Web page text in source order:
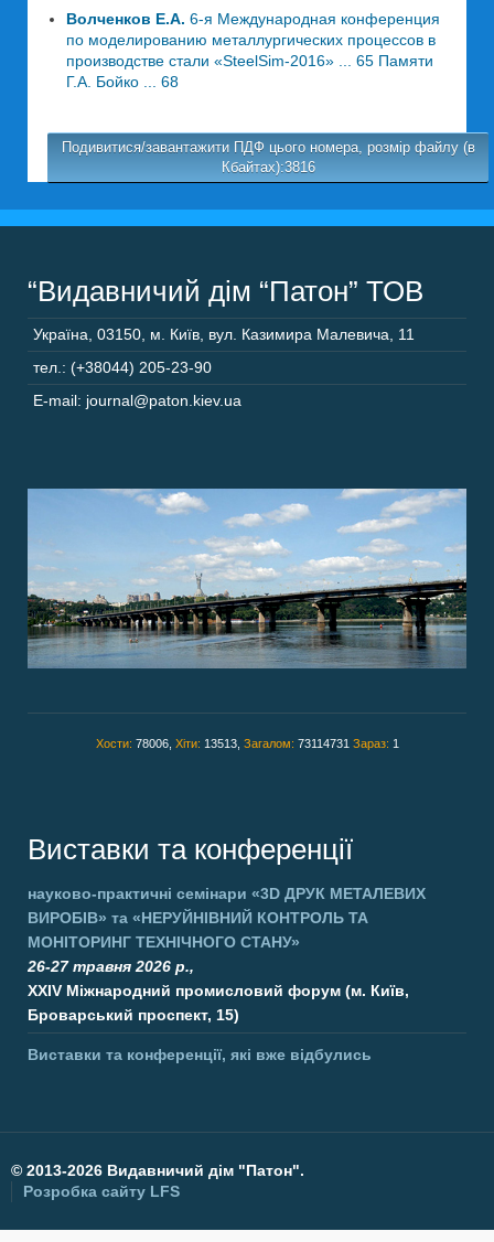
Волченков Е.А. 6-я Международная конференция
по моделированию металлургических процессов в
производстве стали «SteelSim-2016» ... 65 Памяти
Г.А. Бойко ... 68
Подивитися/завантажити ПДФ цього номера, розмір файлу (в
Кбайтах):3816
“Видавничий дім “Патон” ТОВ
Україна, 03150, м. Київ, вул. Казимира Малевича, 11
тел.: (+38044) 205-23-90
E-mail: journal@paton.kiev.ua
Хости: 78006, Хіти: 13513, Загалом: 73114731 Зараз: 1
Виставки та конференції
науково-практичні семінари «3D ДРУК МЕТАЛЕВИХ
ВИРОБІВ» та «НЕРУЙНІВНИЙ КОНТРОЛЬ ТА
МОНІТОРИНГ ТЕХНІЧНОГО СТАНУ»
26-27 травня 2026 р.,
XXIV Міжнародний промисловий форум (м. Київ,
Броварський проспект, 15)
Виставки та конференції, які вже відбулись
© 2013-2026 Видавничий дім "Патон".
Розробка сайту LFS